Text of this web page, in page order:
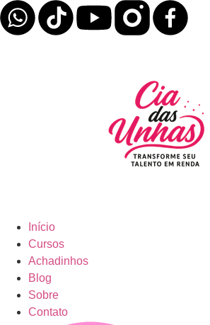
Início
Cursos
Achadinhos
Blog
Sobre
Contato